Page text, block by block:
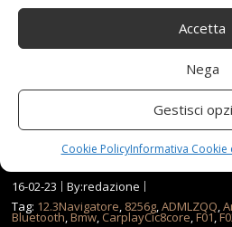
Accetta
Nega
Gestisci
Cookie PolicyInformativa Cookie
auto, il sistema di altoparlanti
auto di fabbrica, il…
Read more...
16-02-23
By:redazione
Tag: 12.3Navigatore, 8256g,ADMLZQQ,
Bluetooth,Bmw, CarplayCic8core,F01,